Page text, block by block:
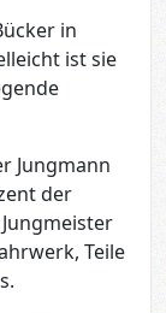
in
ist sie
Jungmann
der
Teile